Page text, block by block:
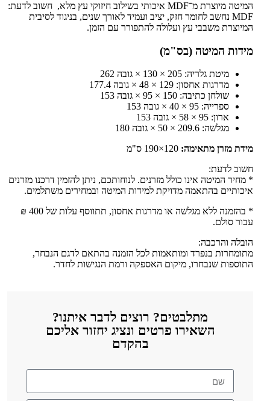
המיטה מיוצרת מ־MDF איכותי בשילוב חיזוקי עץ מלא, חשוב לדעת:
MDF נחשב לחומר חזק, יציב ועמיד לאורך שנים, בניגוד לסיבית
המיוצרת משבבי עץ ועלולה להתפורר עם הזמן.
מידות המיטה (בס"מ)
מיטת גלריה: 205 × 130 × גובה 262
מדרגות אחסון: 129 × 48 × גובה 177.4
שולחן כתיבה: 150 × 95 × גובה 153
ספרייה: 95 × 40 × גובה 153
ארון: 95 × 58 × גובה 153
מגלשה: 209.6 × 50 × גובה 180
מידת מזרן מתאימה:120×190 ס"מ
חשוב לדעת:
* מחיר המיטה אינו כולל מזרנים. לנוחותכם, ניתן להזמין דרכנו מזרנים
איכותיים בהתאמה מדויקת למידות המיטה ובמחירים משתלמים.
* בהזמנה ללא מגלשה או מדרגות אחסון, תתווסף עלות של 400 ₪
עבור סולם.
הובלה והרכבה:
מתומחרות בנפרד ומותאמות לכל הזמנה בהתאם לדגם הנבחר,
התוספות שנבחרו, מיקום האספקה ורמת הנגישות לחדר.
מתלבטים? רוצים לדבר איתנו?
השאירו פרטים ונציג יחזור אליכם
בהקדם